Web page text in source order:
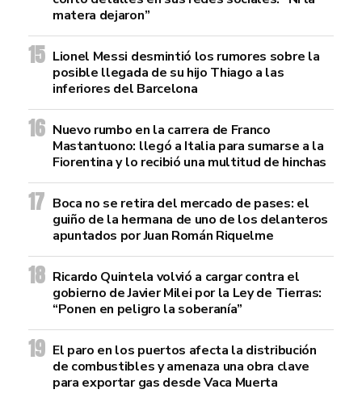
matera dejaron”
Lionel Messi desmintió los rumores sobre la
posible llegada de su hijo Thiago a las
inferiores del Barcelona
Nuevo rumbo en la carrera de Franco
Mastantuono: llegó a Italia para sumarse a la
Fiorentina y lo recibió una multitud de hinchas
Boca no se retira del mercado de pases: el
guiño de la hermana de uno de los delanteros
apuntados por Juan Román Riquelme
Ricardo Quintela volvió a cargar contra el
gobierno de Javier Milei por la Ley de Tierras:
“Ponen en peligro la soberanía”
El paro en los puertos afecta la distribución
de combustibles y amenaza una obra clave
para exportar gas desde Vaca Muerta